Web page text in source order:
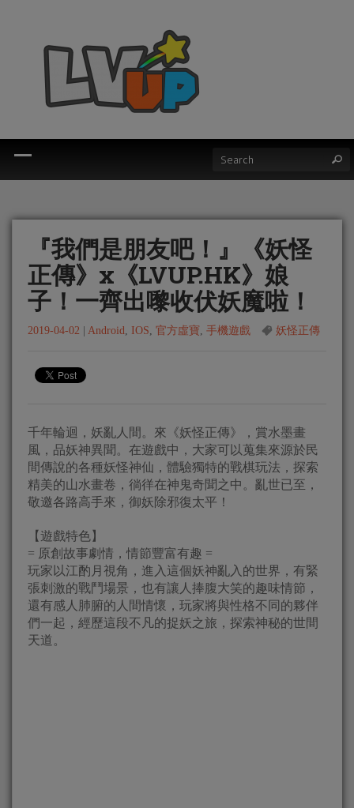
『我們是朋友吧！』《妖怪
正傳》x《LVUP.HK》娘
子！一齊出嚟收伏妖魔啦！
2019-04-02 Android, IOS, 官方虛寶, 手機遊戲 妖怪正傳
千年輪迴，妖亂人間。來《妖怪正傳》，賞水墨畫
風，品妖神異聞。在遊戲中，大家可以蒐集來源於民
間傳說的各種妖怪神仙，體驗獨特的戰棋玩法，探索
精美的山水畫卷，徜徉在神鬼奇聞之中。亂世已至，
敬邀各路高手來，御妖除邪復太平！
【遊戲特色】
= 原創故事劇情，情節豐富有趣 =
玩家以江酌月視角，進入這個妖神亂入的世界，有緊
張刺激的戰鬥場景，也有讓人捧腹大笑的趣味情節，
還有感人肺腑的人間情懷，玩家將與性格不同的夥伴
們一起，經歷這段不凡的捉妖之旅，探索神秘的世間
天道。